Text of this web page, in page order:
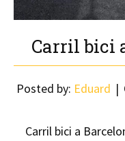
Carril bici
Posted by: Eduard
Carril bici a